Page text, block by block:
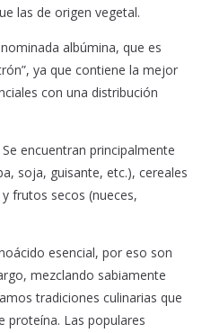
las de origen vegetal.
albúmina, que es
ya que contiene la mejor
con una distribución
Se encuentran principalmente
soja, guisante, etc.), cereales
frutos secos (nueces,
esencial, por eso son
mezclando sabiamente
tradiciones culinarias que
proteína. Las populares